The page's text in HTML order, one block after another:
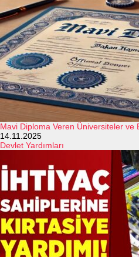
Mavi Diploma Veren Üniversiteler ve
14.11.2025
Devlet Yardımları